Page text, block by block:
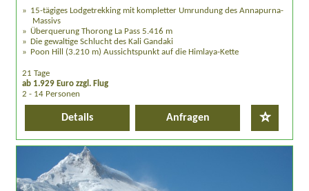
15-tägiges Lodgetrekking mit kompletter Umrundung des Annapurna-
Massivs
Überquerung Thorong La Pass 5.416 m
Die gewaltige Schlucht des Kali Gandaki
Poon Hill (3.210 m) Aussichtspunkt auf die Himlaya-Kette
21 Tage
ab 1.929 Euro zzgl. Flug
2 - 14 Personen
Details Anfragen